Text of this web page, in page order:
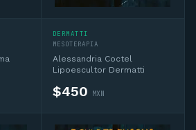
DERMATTI
MESOTERAPIA
Alessandria Coctel
Lipoescultor Dermatti
$450 MXN